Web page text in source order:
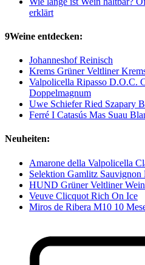
erklärt
9Weine entdecken:
Johanneshof Reinisch
Krems Grüner Veltliner
Valpolicella Ripasso D.O.C.
Doppelmagnum
Uwe Schiefer Ried Szapary
Ferré I Catasús Mas Suau
Neuheiten:
Amarone della Valpolicella
Selektion Gamlitz
HUND Grüner Veltliner
Veuve Clicquot Rich On Ice
Miros de Ribera M10 10